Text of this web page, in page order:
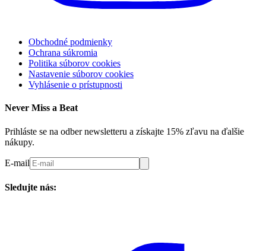
Obchodné podmienky
Ochrana súkromia
Politika súborov cookies
Nastavenie súborov cookies
Vyhlásenie o prístupnosti
Never Miss a Beat
Prihláste se na odber newsletteru a získajte 15% zľavu na ďalšie
nákupy.
E-mail
Sledujte nás: